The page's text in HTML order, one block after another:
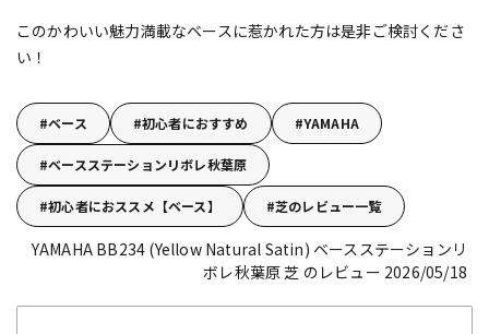
このかわいい魅力満載なベースに惹かれた方は是非ご検討くださ
い！
ベース 初心者におすすめ YAMAHA
ベースステーションリボレ秋葉原
初心者におススメ【ベース】 芝のレビュー一覧
YAMAHA BB234 (Yellow Natural Satin) ベースステーションリ
ボレ秋葉原 芝 のレビュー 2026/05/18